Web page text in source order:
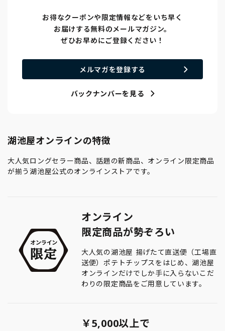
お得なクーポンや限定情報などをいち早く
お届けする無料のメールマガジン。
ぜひお早めにご登録ください！
メルマガを登録する
バックナンバーを見る
湖池屋オンラインの特徴
大人気ロングセラー商品、話題の新商品、オンライン限定商品
が揃う湖池屋公式のオンラインストアです。
オンライン
限定商品が勢ぞろい
大人気の湖池屋 揚げたて直送便（工場直
送便）ポテトチップスをはじめ、湖池屋
オンラインだけでしか手に入らないこだ
わりの限定商品をご用意しています。
￥5,000以上で